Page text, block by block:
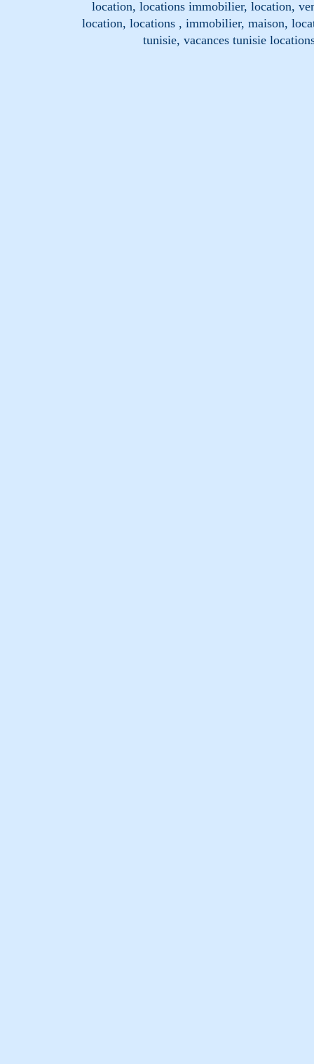
location, locations immobilier, location,
location, locations , immobilier, maison,
tunisie, vacances tunisie